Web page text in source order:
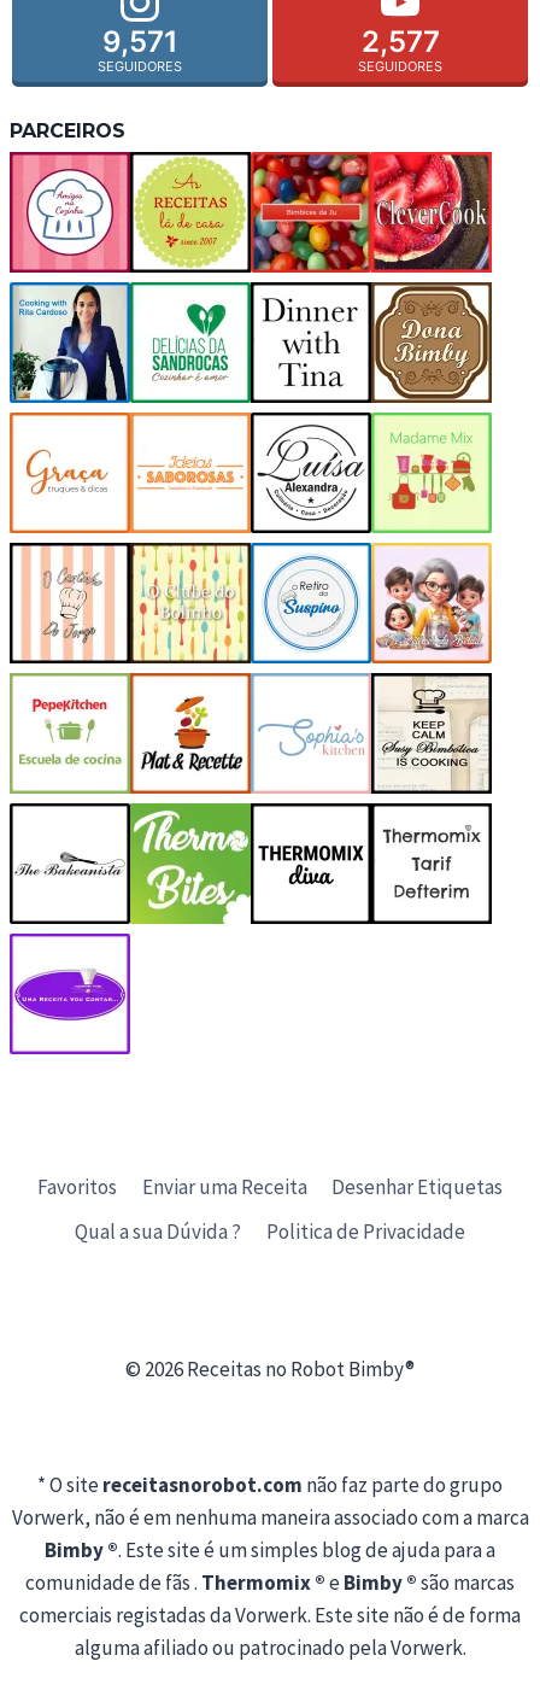
9,571
SEGUIDORES
2,577
SEGUIDORES
PARCEIROS
Favoritos Enviar uma Receita
Desenhar Etiquetas
Qual a sua Dúvida ?
Politica de Privacidade
© 2026 Receitas no Robot Bimby®
* O sitereceitasnorobot.com não faz parte do grupo
Vorwerk, não é em nenhuma maneira associado com a marca
Bimby ®. Este site é um simples blog de ajuda para a
comunidade de fãs . Thermomix ®eBimby ®são marcas
comerciais registadas da Vorwerk. Este site não é de forma
alguma afiliado ou patrocinado pela Vorwerk.